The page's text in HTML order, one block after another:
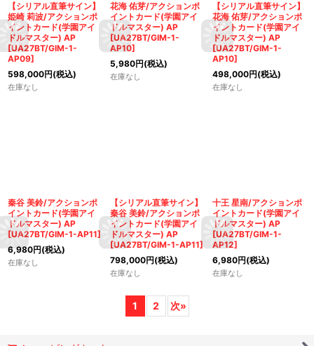
【シリアル直筆サイン】
姫崎 莉波/アクションポ
イントカード(学園アイ
ドルマスター) AP
[UA27BT/GIM-1-
AP09]
598,000円(税込)
在庫なし
花海 佑芽/アクションポ
イントカード(学園アイ
ドルマスター) AP
[UA27BT/GIM-1-
AP10]
5,980円(税込)
在庫なし
【シリアル直筆サイン】
花海 佑芽/アクションポ
イントカード(学園アイ
ドルマスター) AP
[UA27BT/GIM-1-
AP10]
498,000円(税込)
在庫なし
秦谷 美鈴/アクションポ
イントカード(学園アイ
ドルマスター) AP
[UA27BT/GIM-1-AP11]
6,980円(税込)
在庫なし
【シリアル直筆サイン】
秦谷 美鈴/アクションポ
イントカード(学園アイ
ドルマスター) AP
[UA27BT/GIM-1-AP11]
798,000円(税込)
在庫なし
十王 星南/アクションポ
イントカード(学園アイ
ドルマスター) AP
[UA27BT/GIM-1-
AP12]
6,980円(税込)
在庫なし
1 2 次»